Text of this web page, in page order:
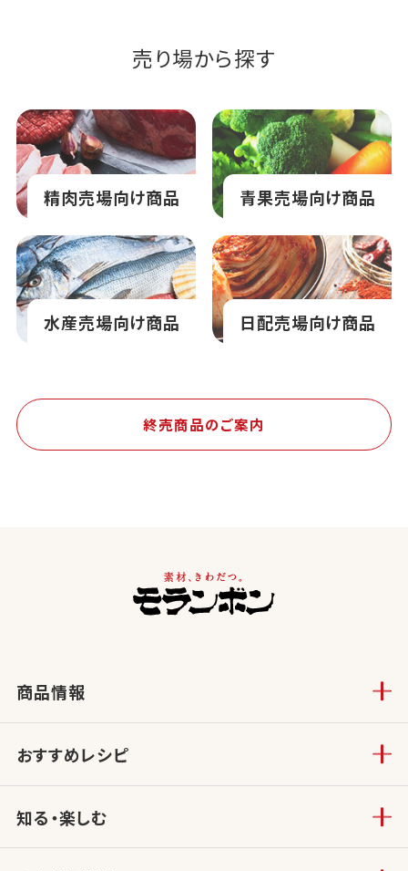
売り場から探す
精肉売場向け商品 青果売場向け商品
水産売場向け商品 日配売場向け商品
終売商品のご案内
商品情報
おすすめレシピ
知る・楽しむ